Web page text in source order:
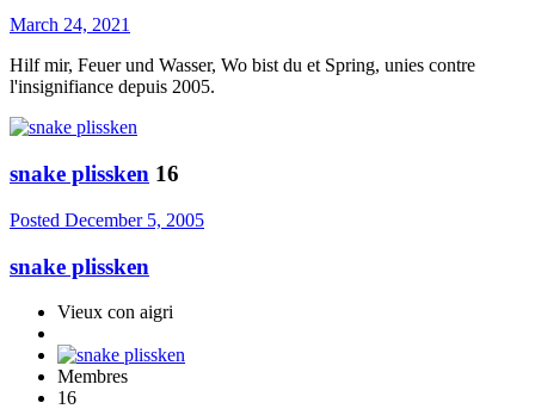
March 24, 2021
Hilf mir, Feuer und Wasser, Wo bist du et Spring, unies contre
l'insignifiance depuis 2005.
snake plissken 16
Posted December 5, 2005
snake plissken
Vieux con aigri
Membres
16